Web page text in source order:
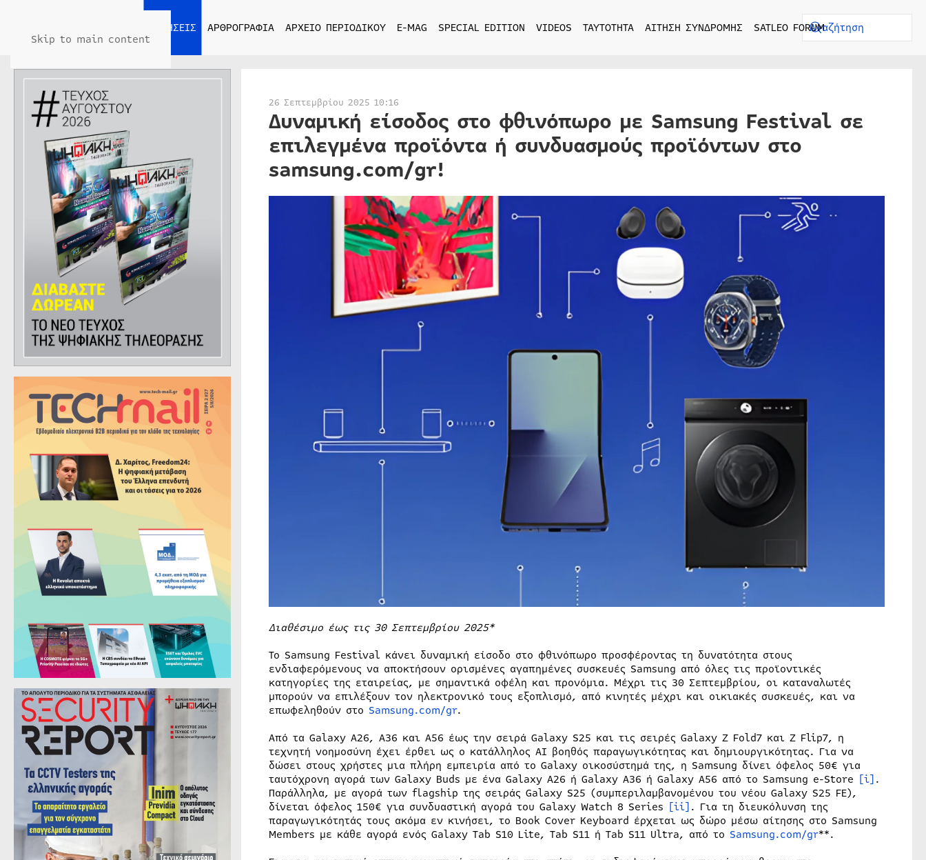
Skip to main content
ΕΙΔΗΣΕΙΣ ΑΡΘΡΟΓΡΑΦΙΑ ΑΡΧΕΙΟ ΠΕΡΙΟΔΙΚΟΥ E-MAG SPECIAL EDITION VIDEOS ΤΑΥΤΟΤΗΤΑ ΑΙΤΗΣΗ ΣΥΝΔΡΟΜΗΣ SATLEO FORUM
26 Σεπτεμβρίου 2025 10:16
Δυναμική είσοδος στο φθινόπωρο με Samsung Festival σε
επιλεγμένα προϊόντα ή συνδυασμούς προϊόντων στο
samsung.com/gr!
Διαθέσιμο έως τις 30 Σεπτεμβρίου 2025*
Το Samsung Festival κάνει δυναμική είσοδο στο φθινόπωρο προσφέροντας τη δυνατότητα στους
ενδιαφερόμενους να αποκτήσουν ορισμένες αγαπημένες συσκευές Samsung από όλες τις προϊοντικές
κατηγορίες της εταιρείας, με σημαντικά οφέλη και προνόμια. Μέχρι τις 30 Σεπτεμβρίου, οι καταναλωτές
μπορούν να επιλέξουν τον ηλεκτρονικό τους εξοπλισμό, από κινητές μέχρι και οικιακές συσκευές, και να
επωφεληθούν στο Samsung.com/gr.
Από τα Galaxy A26, A36 και A56 έως την σειρά Galaxy S25 και τις σειρές Galaxy Z Fold7 και Z Flip7, η
τεχνητή νοημοσύνη έχει έρθει ως ο κατάλληλος AI βοηθός παραγωγικότητας και δημιουργικότητας. Για να
δώσει στους χρήστες μια πλήρη εμπειρία από το Galaxy οικοσύστημά της, η Samsung δίνει όφελος 50€ για
ταυτόχρονη αγορά των Galaxy Buds με ένα Galaxy A26 ή Galaxy A36 ή Galaxy A56 από το Samsung e-Store [i].
Παράλληλα, με αγορά των flagship της σειράς Galaxy S25 (συμπεριλαμβανομένου του νέου Galaxy S25 FE),
δίνεται όφελος 150€ για συνδυαστική αγορά του Galaxy Watch 8 Series [ii]. Για τη διευκόλυνση της
παραγωγικότητάς τους ακόμα εν κινήσει, το Book Cover Keyboard έρχεται ως δώρο μέσω αίτησης στο Samsung
Members με κάθε αγορά ενός Galaxy Tab S10 Lite, Tab S11 ή Tab S11 Ultra, από το Samsung.com/gr**.